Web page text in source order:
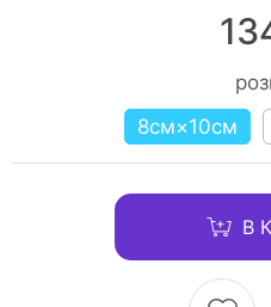
8см×10см
В